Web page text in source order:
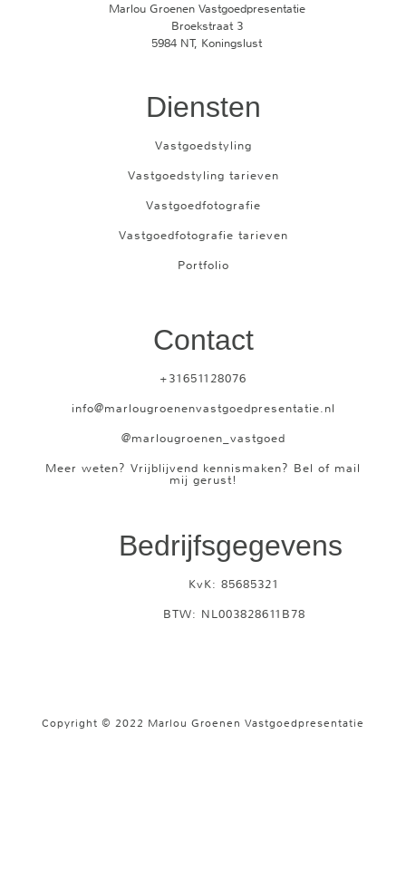
Marlou Groenen Vastgoedpresentatie
Broekstraat 3
5984 NT, Koningslust
Diensten
Vastgoedstyling
Vastgoedstyling tarieven
Vastgoedfotografie
Vastgoedfotografie tarieven
Portfolio
Contact
+31651128076
info@marlougroenenvastgoedpresentatie.nl
@marlougroenen_vastgoed
Meer weten? Vrijblijvend kennismaken? Bel of mail
mij gerust!
Bedrijfsgegevens
KvK: 85685321
BTW: NL003828611B78
Copyright © 2022 Marlou Groenen Vastgoedpresentatie